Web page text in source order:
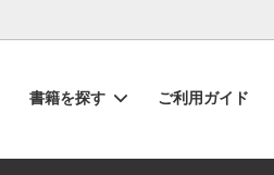
書籍を探す ご利用ガイド